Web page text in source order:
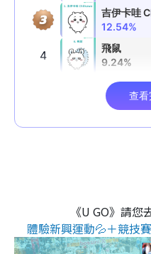
《U GO》請您
體驗新興運動💦＋競技